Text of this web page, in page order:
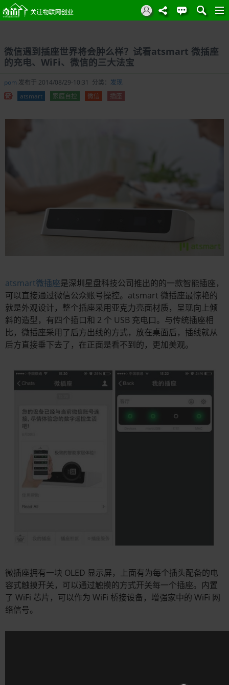
微信遇到插座世界将会肿么样？试看atsmart 微插座
的充电、WiFi、微信的三大法宝
pom 发布于 2014/08/29-10:31 分类： 发现
atsmart
家庭自控 微信 插座
atsmart微插座是深圳星盘科技公司推出的的一款智能插座，
可以直接通过微信公众账号操控。atsmart 微插座最惊艳的
就是外观设计，整个插座采用亚克力亮面材质，呈现向上倾
斜的造型，有四个插口和 2 个 USB 充电口。与传统插座相
比，微插座采用了后方出线的方式，放在桌面后，插线就从
后方直接垂下去了，在正面是看不到的，更加美观。
微插座拥有一块 OLED 显示屏，上面有为每个插头配备的电
容式触摸开关，可以通过触摸的方式开关每一个插座。内置
了 WiFi 芯片，可以作为 WiFi 桥接设备，增强家中的 WiFi 网
络信号。